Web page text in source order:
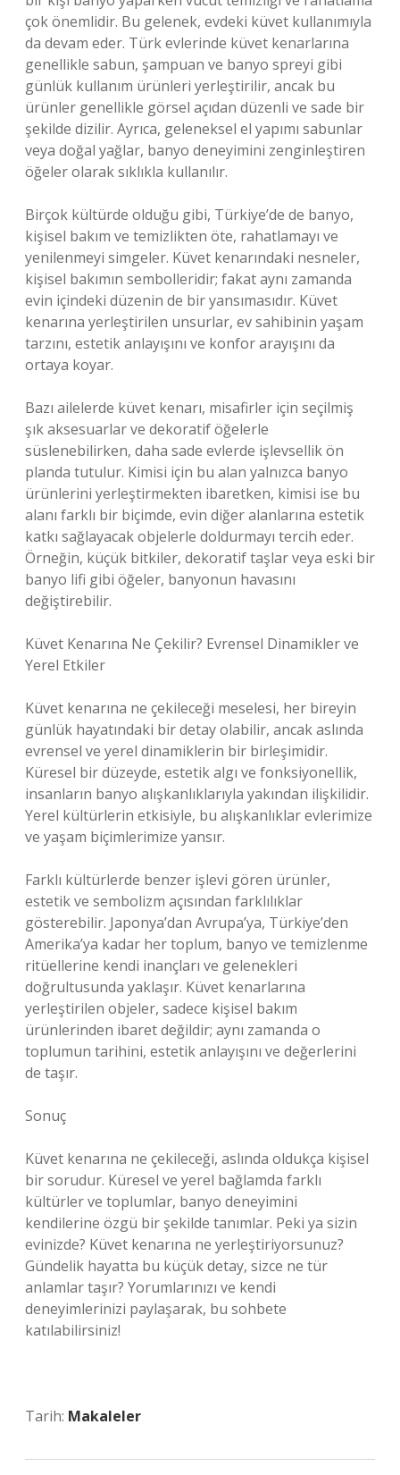
çok önemlidir. Bu gelenek, evdeki küvet kullanımıyla
da devam eder. Türk evlerinde küvet kenarlarına
genellikle sabun, şampuan ve banyo spreyi gibi
günlük kullanım ürünleri yerleştirilir, ancak bu
ürünler genellikle görsel açıdan düzenli ve sade bir
şekilde dizilir. Ayrıca, geleneksel el yapımı sabunlar
veya doğal yağlar, banyo deneyimini zenginleştiren
öğeler olarak sıklıkla kullanılır.
Birçok kültürde olduğu gibi, Türkiye’de de banyo,
kişisel bakım ve temizlikten öte, rahatlamayı ve
yenilenmeyi simgeler. Küvet kenarındaki nesneler,
kişisel bakımın sembolleridir; fakat aynı zamanda
evin içindeki düzenin de bir yansımasıdır. Küvet
kenarına yerleştirilen unsurlar, ev sahibinin yaşam
tarzını, estetik anlayışını ve konfor arayışını da
ortaya koyar.
Bazı ailelerde küvet kenarı, misafirler için seçilmiş
şık aksesuarlar ve dekoratif öğelerle
süslenebilirken, daha sade evlerde işlevsellik ön
planda tutulur. Kimisi için bu alan yalnızca banyo
ürünlerini yerleştirmekten ibaretken, kimisi ise bu
alanı farklı bir biçimde, evin diğer alanlarına estetik
katkı sağlayacak objelerle doldurmayı tercih eder.
Örneğin, küçük bitkiler, dekoratif taşlar veya eski bir
banyo lifi gibi öğeler, banyonun havasını
değiştirebilir.
Küvet Kenarına Ne Çekilir? Evrensel Dinamikler ve
Yerel Etkiler
Küvet kenarına ne çekileceği meselesi, her bireyin
günlük hayatındaki bir detay olabilir, ancak aslında
evrensel ve yerel dinamiklerin bir birleşimidir.
Küresel bir düzeyde, estetik algı ve fonksiyonellik,
insanların banyo alışkanlıklarıyla yakından ilişkilidir.
Yerel kültürlerin etkisiyle, bu alışkanlıklar evlerimize
ve yaşam biçimlerimize yansır.
Farklı kültürlerde benzer işlevi gören ürünler,
estetik ve sembolizm açısından farklılıklar
gösterebilir. Japonya’dan Avrupa’ya, Türkiye’den
Amerika’ya kadar her toplum, banyo ve temizlenme
ritüellerine kendi inançları ve gelenekleri
doğrultusunda yaklaşır. Küvet kenarlarına
yerleştirilen objeler, sadece kişisel bakım
ürünlerinden ibaret değildir; aynı zamanda o
toplumun tarihini, estetik anlayışını ve değerlerini
de taşır.
Sonuç
Küvet kenarına ne çekileceği, aslında oldukça kişisel
bir sorudur. Küresel ve yerel bağlamda farklı
kültürler ve toplumlar, banyo deneyimini
kendilerine özgü bir şekilde tanımlar. Peki ya sizin
evinizde? Küvet kenarına ne yerleştiriyorsunuz?
Gündelik hayatta bu küçük detay, sizce ne tür
anlamlar taşır? Yorumlarınızı ve kendi
deneyimlerinizi paylaşarak, bu sohbete
katılabilirsiniz!
Tarih: Makaleler